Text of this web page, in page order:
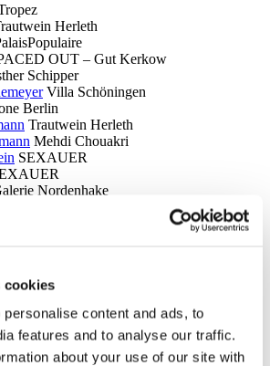
cookies
content and ads, to
features and to analyse our traffic.
about your use of our site with
Herleth
OUT – Gut Kerkow
Schipper
Villa Schöningen
Berlin
Trautwein Herleth
Mehdi Chouakri
SEXAUER
Nordenhake
Schöningen
Villa Schöningen
Galerie Friese
Galerie Nordenhake
Schloss Biesdorf